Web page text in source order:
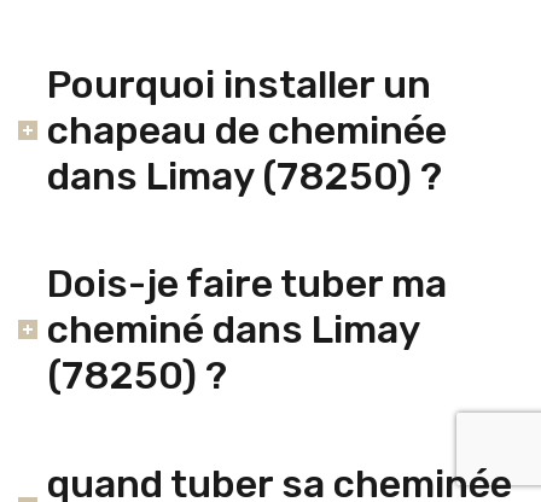
Pourquoi installer un
chapeau de cheminée
dans Limay (78250) ?
Dois-je faire tuber ma
cheminé dans Limay
(78250) ?
quand tuber sa cheminée